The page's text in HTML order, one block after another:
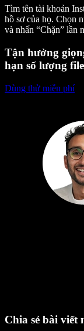
Tìm tên tài khoản
hồ sơ của họ. Chọn
và nhấn “Chặn” lần
Tận hưởng
hạn số lượng
Dùng thử miễn phí
Chia sẻ bài viết